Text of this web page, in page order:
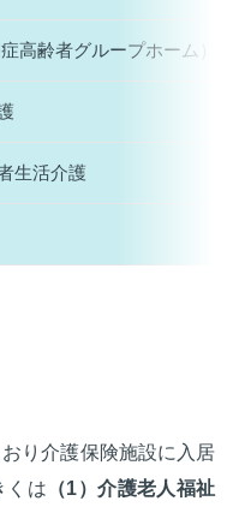
高齢者グループホーム）
生活介護
り介護保険施設に入居
くは （1）介護老人福祉